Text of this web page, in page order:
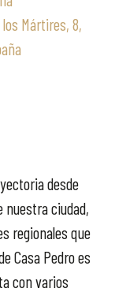
los Mártires, 8,
desde
nuestra ciudad,
regionales que
Casa Pedro es
con varios